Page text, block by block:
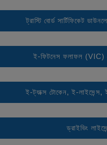
ট্রাস্টি বোর্ড সার্টিফিকেট
ই-ফিটনেস ফলাফল (VIC)
ই-ট্যাক্স টোকেন, ই-লাইসেন্স,
ড্রাইভিং